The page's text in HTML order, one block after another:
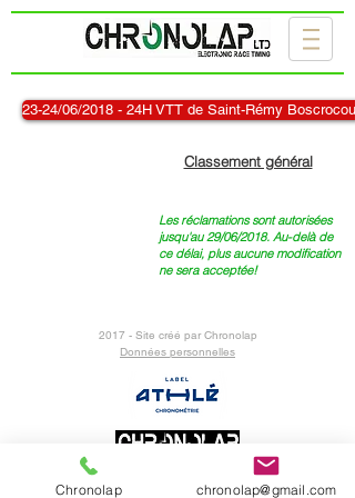
23-24/06/2018 - 24H VTT de Saint-Rémy
Classement général
Les réclamations sont autorisées
jusqu'au 29/06/2018. Au-delà de
ce délai, plus aucune modification
ne sera acceptée!
2017 - Site créé par Chronolap
Données personnelles
Le partenaire de votre événement sportif
Chronolap chronolap@gmail.com